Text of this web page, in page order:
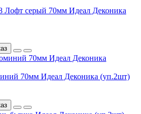
Лофт серый 70мм Идеал Деконика
70мм Идеал Деконика (уп.2шт)